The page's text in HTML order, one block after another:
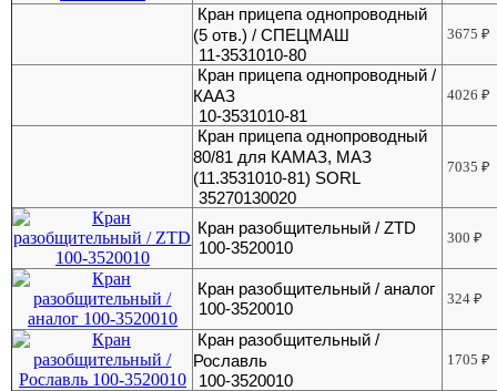
Кран прицепа однопроводный
(5 отв.) / СПЕЦМАШ
11-3531010-80
3675₽
Кран прицепа однопроводный /
КААЗ
10-3531010-81
4026₽
Кран прицепа однопроводный
80/81 для КАМАЗ, МАЗ
(11.3531010-81) SORL
35270130020
7035₽
Кран разобщительный / ZTD
100-3520010
300₽
Кран разобщительный / аналог
100-3520010
324₽
Кран разобщительный /
Рославль
100-3520010
1705₽